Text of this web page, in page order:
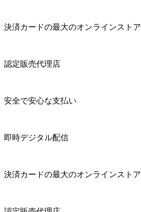
決済カードの最大のオンラインストア
認定販売代理店
安全で安心な支払い
即時デジタル配信
決済カードの最大のオンラインストア